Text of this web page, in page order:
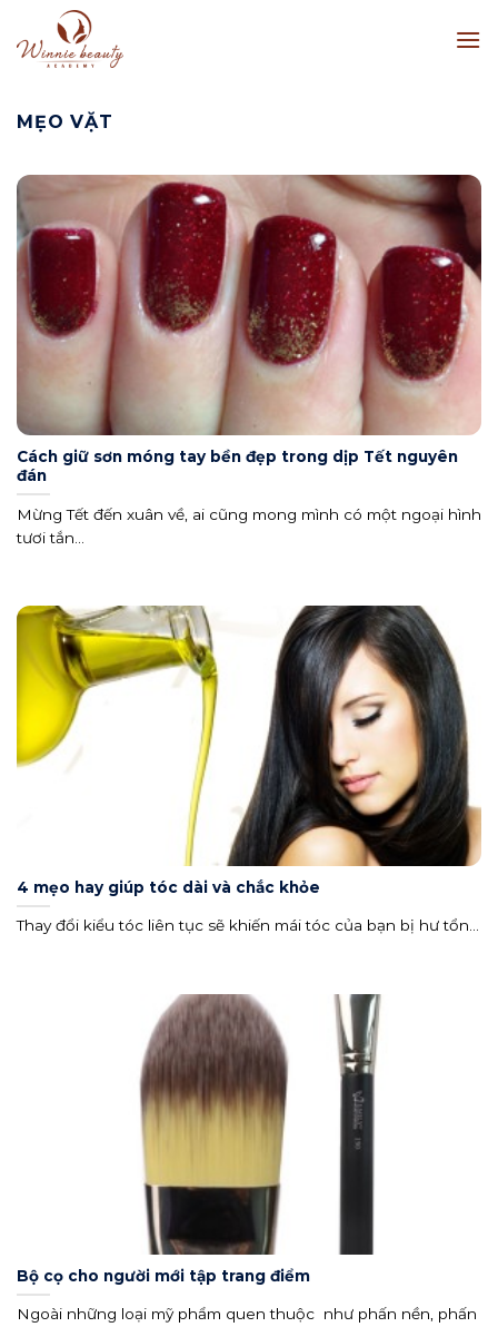
to
content
MẸO VẶT
Cách giữ sơn móng tay bền đẹp trong dịp Tết nguyên
đán
Mừng Tết đến xuân về, ai cũng mong mình có một ngoại hình
tươi tắn...
4 mẹo hay giúp tóc dài và chắc khỏe
Thay đổi kiểu tóc liên tục sẽ khiến mái tóc của bạn bị hư tổn...
Bộ cọ cho người mới tập trang điểm
Ngoài những loại mỹ phẩm quen thuộc như phấn nền, phấn